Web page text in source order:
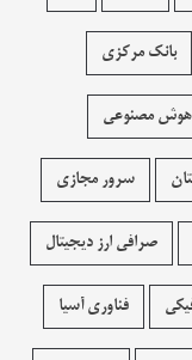
بانک مرکزی
هوش مصنوعی
سرور مجازی
صرافی ارز دیجیتال
فناوری آسیا